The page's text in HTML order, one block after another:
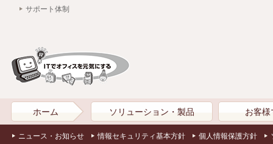
サポート体制
ホーム ソリューション・製品 お客様
ニュース・お知らせ 情報セキュリティ基本方針 個人情報保護方針